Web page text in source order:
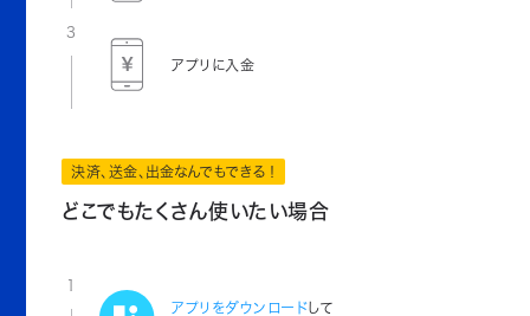
3
アプリに入金
決済、送金、出金なんでもできる！
どこでもたくさん使いたい場合
1
アプリをダウンロードして